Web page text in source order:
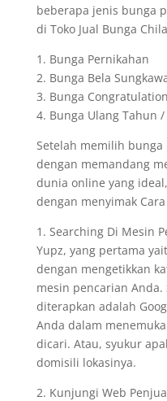
beberapa jenis bunga
di Toko Jual Bunga
1. Bunga Pernikahan
2. Bunga Bela
3. Bunga
4. Bunga Ulang Tahun
Setelah memilih
dengan memandang
dunia online yang
dengan menyimak
1. Searching Di Mesin
Yupz, yang pertama
dengan mengetikkan
mesin pencarian
diterapkan adalah
Anda dalam
dicari. Atau, syukur
domisili lokasinya.
2. Kunjungi Web